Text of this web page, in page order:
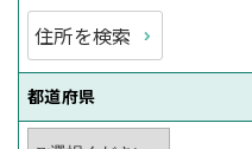
住所を検索
都道府県